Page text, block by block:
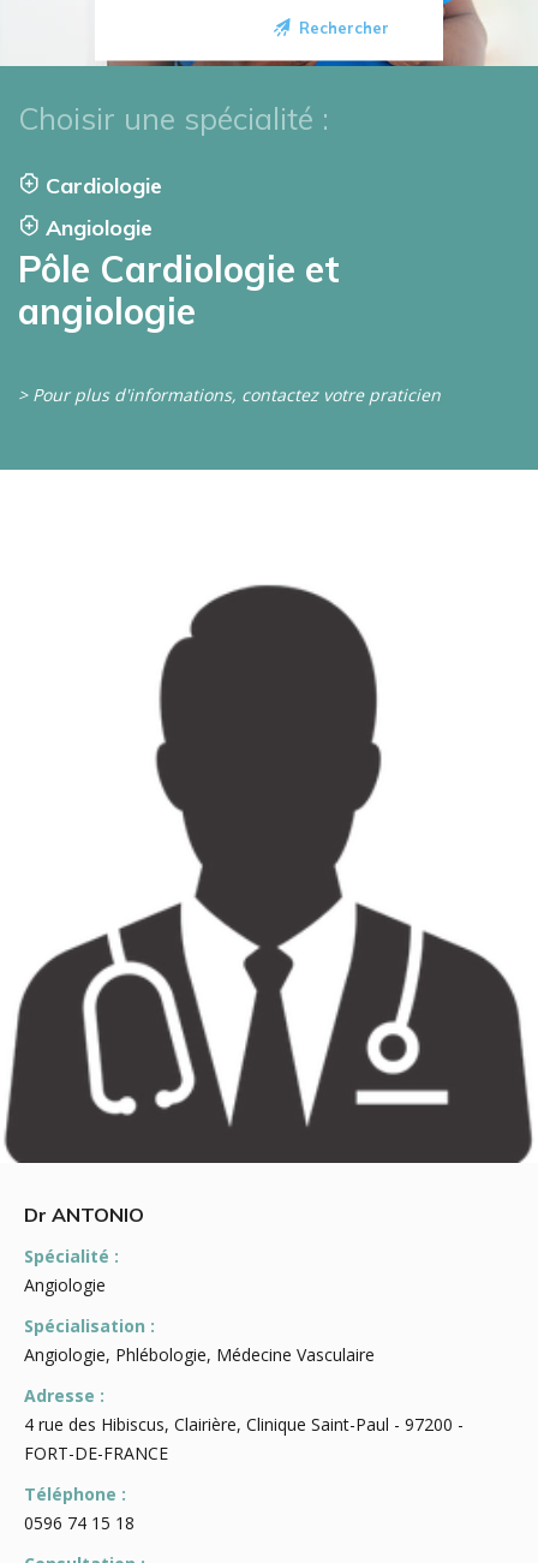
Rechercher
Choisir une spécialité :
Cardiologie
Angiologie
Pôle Cardiologie et
angiologie
> Pour plus d'informations, contactez votre praticien
Dr ANTONIO
Spécialité :
Angiologie
Spécialisation :
Angiologie, Phlébologie, Médecine Vasculaire
Adresse :
4 rue des Hibiscus, Clairière, Clinique Saint-Paul - 97200 -
FORT-DE-FRANCE
Téléphone :
0596 74 15 18